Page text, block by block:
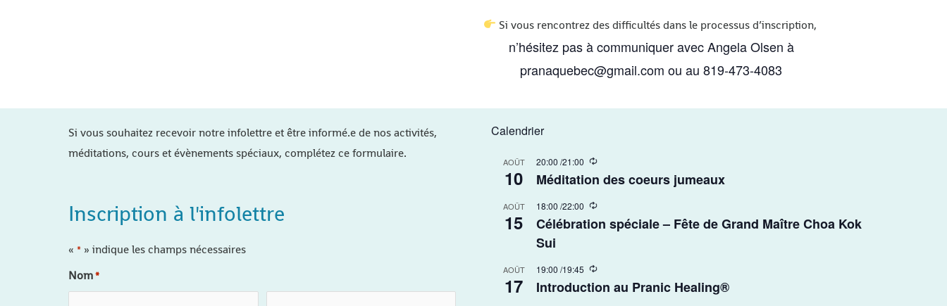
Si vous rencontrez des difficultés dans le processus d’inscription,
n’hésitez pas à communiquer avec Angela Olsen à
pranaquebec@gmail.com ou au 819-473-4083
Si vous souhaitez recevoir notre infolettre et être informé.e de nos activités,
méditations, cours et évènements spéciaux, complétez ce formulaire.
Inscription à l'infolettre
« * » indique les champs nécessaires
Nom*
Calendrier
AOÛT
10
20:00 /21:00
R
c
r
i
Méditation des coeurs jumeaux
AOÛT
15
18:00 /22:00
R
c
i
n
g
Célébration spéciale – Fête de Grand Maître Choa Kok
Sui​
AOÛT
17
19:00 /19:45
R
c
Introduction au Pranic Healing®